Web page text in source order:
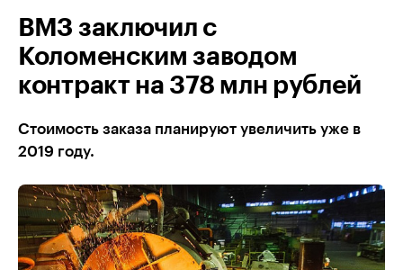
ВМЗ заключил с
Коломенским заводом
контракт на 378 млн рублей
Стоимость заказа планируют увеличить уже в
2019 году.